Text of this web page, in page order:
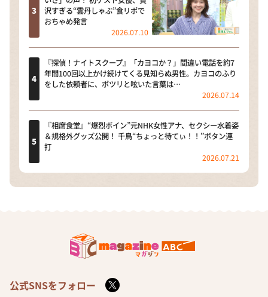
沢すぎる“雲丹しゃぶ”食リポで
おちゃめ発言
2026.07.10
『探偵！ナイトスクープ』「カヨコか？」間違い電話を約7
年間100回以上かけ続けてくる見知らぬ男性。カヨコのふり
をした依頼者に、ポツリと呟いた言葉は…
2026.07.14
『相席食堂』“爆烈ボイン”元NHK女性アナ、セクシー水着姿
＆規格外グッズ公開！ 千鳥“ちょっと待てぃ！！”ボタン連
打
2026.07.21
公式SNSをフォロー